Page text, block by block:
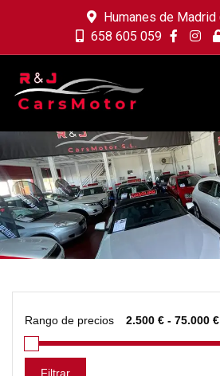
Humanes de Madrid
658 605 059
Rango de precios
Filtrar